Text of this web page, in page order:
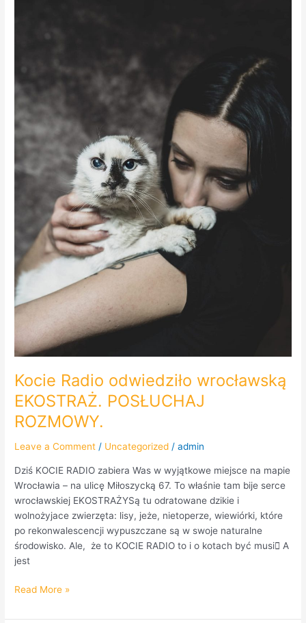
Kocie Radio odwiedziło wrocławską
EKOSTRAŻ. POSŁUCHAJ
ROZMOWY.
Leave a Comment / Uncategorized /admin
Dziś KOCIE RADIO zabiera Was w wyjątkowe miejsce na mapie
Wrocławia – na ulicę Miłoszycką 67. To właśnie tam bije serce
wrocławskiej EKOSTRAŻYSą tu odratowane dzikie i
wolnożyjace zwierzęta: lisy, jeże, nietoperze, wiewiórki, które
po rekonwalescencji wypuszczane są w swoje naturalne
środowisko. Ale, że to KOCIE RADIO to i o kotach być musi A
jest
POSŁUCHAJ
ROZMOWY.
Read More »